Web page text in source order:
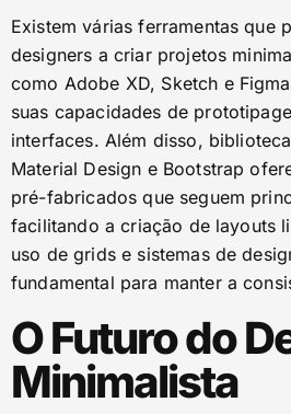
Existem várias ferramentas que
designers a criar projetos
como Adobe XD, Sketch e
suas capacidades de
interfaces. Além disso,
Material Design e Bootstrap
pré-fabricados que seguem
facilitando a criação de layouts
uso de grids e sistemas de
fundamental para manter a
O Futuro do
Minimalista